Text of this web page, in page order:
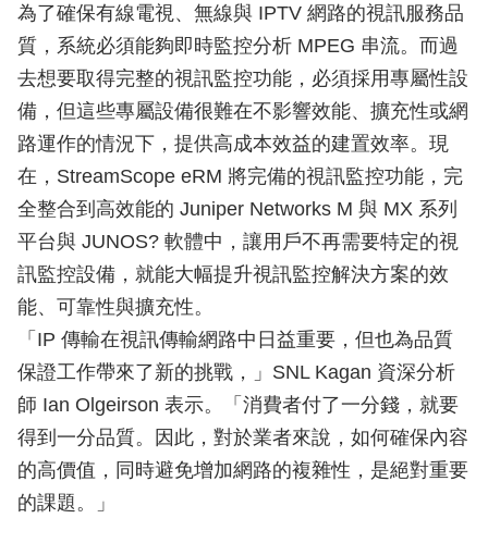
為了確保有線電視、無線與 IPTV 網路的視訊服務品
質，系統必須能夠即時監控分析 MPEG 串流。而過
去想要取得完整的視訊監控功能，必須採用專屬性設
備，但這些專屬設備很難在不影響效能、擴充性或網
路運作的情況下，提供高成本效益的建置效率。現
在，StreamScope eRM 將完備的視訊監控功能，完
全整合到高效能的 Juniper Networks M 與 MX 系列
平台與 JUNOS? 軟體中，讓用戶不再需要特定的視
訊監控設備，就能大幅提升視訊監控解決方案的效
能、可靠性與擴充性。
「IP 傳輸在視訊傳輸網路中日益重要，但也為品質
保證工作帶來了新的挑戰，」SNL Kagan 資深分析
師 Ian Olgeirson 表示。「消費者付了一分錢，就要
得到一分品質。因此，對於業者來說，如何確保內容
的高價值，同時避免增加網路的複雜性，是絕對重要
的課題。」